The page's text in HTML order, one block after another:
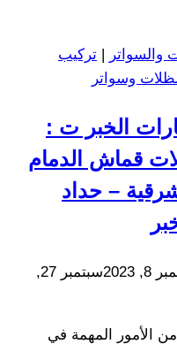
والسواتر | تركيب
وسواتر
الخبر ت :
مظلات قماش الدمام
– حداد
8, 2023
سبتمبر 27,
الأمور المهمة في